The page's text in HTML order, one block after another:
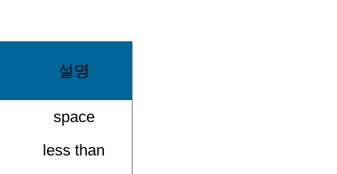
설명
space
less than